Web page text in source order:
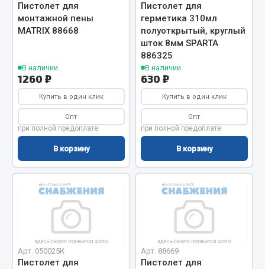
Пружины
Хомуты
Показать ещё
Весь раздел
Соединительные элементы
Адаптеры и переходники
Тройники
Трубки, муфты, гайки
Угольники
Штуцеры
Весь раздел
Пистолет для
монтажной пены
MATRIX 88668
В наличии
1260 ₽
Купить в один клик
Опт
при полной предоплате
В корзину
Пистолет для
герметика 310мл
полуоткрытый, круглый
шток 8мм SPARTA
886325
В наличии
630 ₽
Купить в один клик
Опт
при полной предоплате
В корзину
Арт. 050025К
Пистолет для
Арт. 88669
Пистолет для